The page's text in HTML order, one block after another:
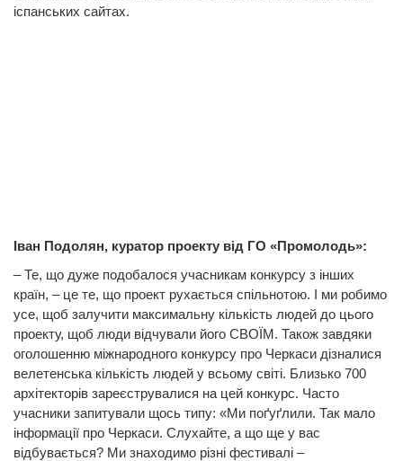
іспанських сайтах.
Іван Подолян, куратор проекту від ГО «Промолодь»:
– Те, що дуже подобалося учасникам конкурсу з інших
країн, – це те, що проект рухається спільнотою. І ми робимо
усе, щоб залучити максимальну кількість людей до цього
проекту, щоб люди відчували його СВОЇМ. Також завдяки
оголошенню міжнародного конкурсу про Черкаси дізналися
велетенська кількість людей у всьому світі. Близько 700
архітекторів зареєструвалися на цей конкурс. Часто
учасники запитували щось типу: «Ми поґуґлили. Так мало
інформації про Черкаси. Слухайте, а що ще у вас
відбувається? Ми знаходимо різні фестивалі –